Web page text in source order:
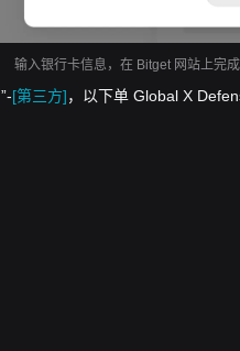
输入银行卡信息，在 Bitget 网站上完成
[第三方]，以下单 Global X